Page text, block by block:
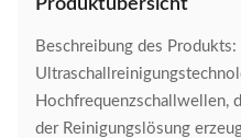
Produktübersicht
Beschreibung des
Hochfrequenzschallwellen,
der Reinigungslösung